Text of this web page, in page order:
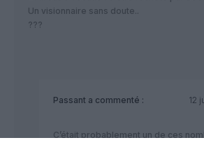
Un visionnaire sans doute..
???
Passant a commenté :
12
C’était probablement un de ces